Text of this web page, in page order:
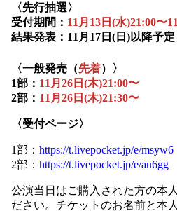
〈先行抽選〉
受付期間： 11月13日(水)21:00〜
結果発表：11月17日(日)以降予定
〈一般発売（先着）〉
1部： 11月26日(木)21:00〜
2部： 11月26日(木)21:30〜
〈受付ページ〉
1部： https://t.livepocket.jp/e/msyw6
2部： https://t.livepocket.jp/e/au6gg
公演当日はご購入された方の本
ださい。チケットのお名前と本